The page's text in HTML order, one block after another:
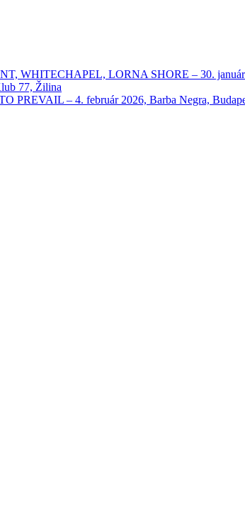
WHITECHAPEL, LORNA SHORE – 30. január
77, Žilina
– 4. február 2026, Barba Negra,